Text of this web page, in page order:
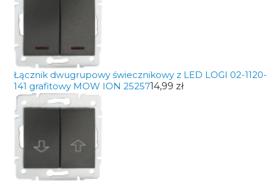
Łącznik dwugrupowy świecznikowy z LED LOGI 02-1120-
141 grafitowy MOW ION 2525714,99 zł